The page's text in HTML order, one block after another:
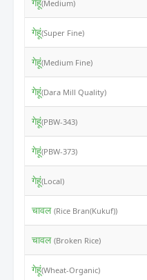
(Medium)
गेहूं(Super Fine)
गेहूं(Medium Fine)
गेहूं(Dara Mill Quality)
गेहूं(PBW-343)
गेहूं(PBW-373)
गेहूं(Local)
चावल (Rice Bran(Kukuf))
चावल (Broken Rice)
गेहूं(Wheat-Organic)